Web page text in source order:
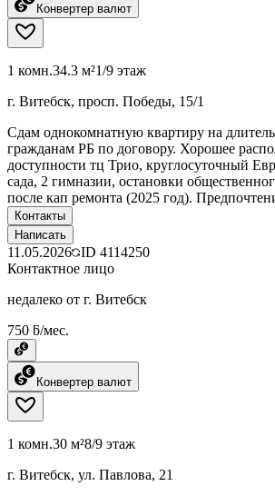
Конвертер валют
1 комн.34.3 м²1/9 этаж
г. Витебск, просп. Победы, 15/1
Сдам однокомнатную квартиру на
гражданам РБ по договору. Хорошее
доступности тц Трио, круглосуточный
сада, 2 гимназии, остановки
после кап ремонта (2025 год).
Контакты
Написать
11.05.2026 ID 4114250
Контактное лицо
недалеко от г. Витебск
750 ƃ/мес.
Конвертер валют
1 комн.30 м²8/9 этаж
г. Витебск, ул. Павлова, 21